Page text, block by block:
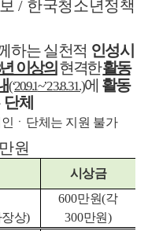
/ 한국청소년정책
하는 실천적 인성시
년 이상의 현격한활동
(‘20.9.1~’23.8.31.)에 활동
단체
ㆍ단체는 지원 불가
만원
시상금
상)
600만원(각
300만원)